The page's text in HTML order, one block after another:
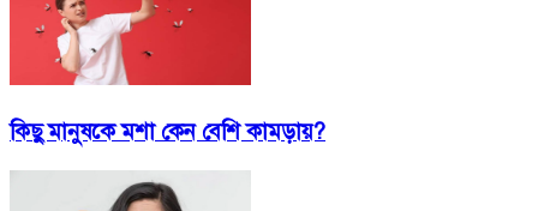
কিছু মানুষকে মশা কেন বেশি কামড়ায়?